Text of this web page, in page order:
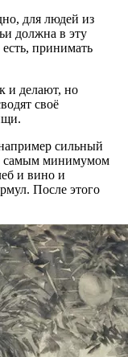
для людей из
должна в эту
есть, принимать
и делают, но
своё
сильный
самым минимумом
и вино и
После этого